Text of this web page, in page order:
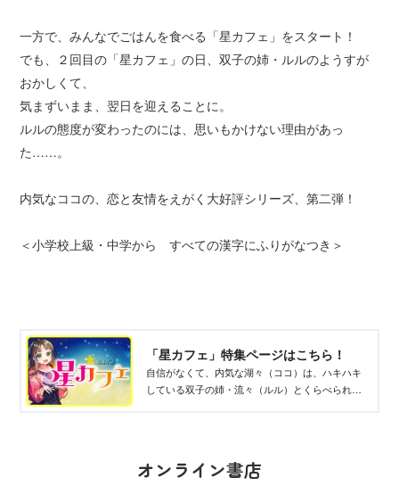
一方で、みんなでごはんを食べる「星カフェ」をスタート！
でも、２回目の「星カフェ」の日、双子の姉・ルルのようすが
おかしくて、
気まずいまま、翌日を迎えることに。
ルルの態度が変わったのには、思いもかけない理由があっ
た……。
内気なココの、恋と友情をえがく大好評シリーズ、第二弾！
＜小学校上級・中学から すべての漢字にふりがなつき＞
「星カフェ」特集ページはこちら！
自信がなくて、内気な湖々（ココ）は、ハキハキ
している双子の姉・流々（ルル）とくらべられて
オンライン書店